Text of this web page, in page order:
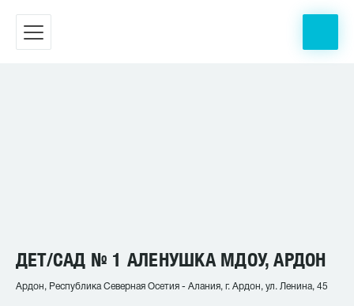
ДЕТ/САД № 1 АЛЕНУШКА МДОУ, АРДОН
Ардон, Республика Северная Осетия - Алания, г. Ардон, ул. Ленина, 45